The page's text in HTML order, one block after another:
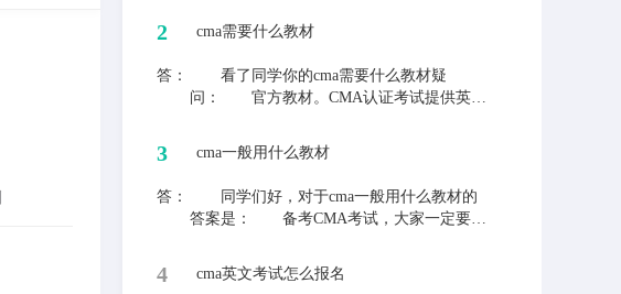
情(证明人信息)，cma官方会根据表格信息
去审核的。 工作过程中遇到各种各样会
计上的问题，都可以来问老师解答。
2 cma需要什么教材
答：
看了同学你的cma需要什么教材疑
问： 官方教材。CMA认证考试提供英文
的管理会计认证，帮助中国会计和财务人士
掌握管理会计知识体系和专业技能。 要
是同学还有其他会计问题，可以直接询问老
师，老师希望能够解决同学们的问题。
3 cma一般用什么教材
答：
同学们好，对于cma一般用什么教材的
答案是： 备考CMA考试，大家一定要选
官方授权的教材，目前MA协会官方认可使
用人群较广的教材有：IMA官方双语版、Wi
4 cma英文考试怎么报名